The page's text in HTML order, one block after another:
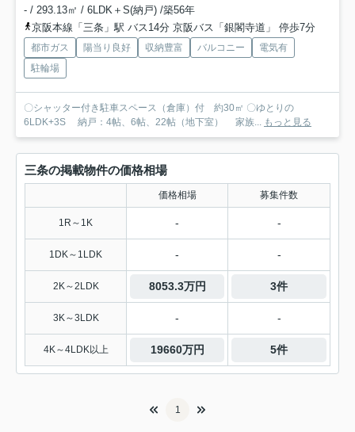
- / 293.13㎡ / 6LDK＋S(納戸) /築56年
京阪本線「三条」駅 バス14分 京阪バス「銀閣寺道」 停歩7分
都市ガス 陽当り良好 収納豊富 バルコニー
電気有
駐輪場
〇シャッター付き駐車スペース（倉庫）付 約30㎡ 〇ゆとりの
6LDK+3S 納戸：4帖、6帖、22帖（地下室） 家族... もっと見る
三条の掲載物件の価格相場
価格相場 募集件数
1R～1K - -
1DK～1LDK - -
2K～2LDK 8053.3万円 3件
3K～3LDK - -
4K～4LDK以上 19660万円 5件
1